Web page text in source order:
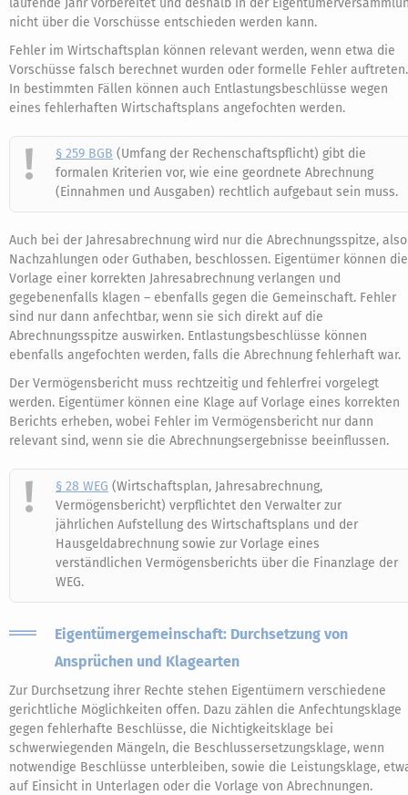
laufende Jahr vorbereitet und deshalb in der
nicht über die Vorschüsse entschieden werden kann.
Fehler im Wirtschaftsplan können relevant werden, wenn etwa die
Vorschüsse falsch berechnet wurden oder formelle Fehler auftreten.
In bestimmten Fällen können auch Entlastungsbeschlüsse wegen
eines fehlerhaften Wirtschaftsplans angefochten werden.
§ 259 BGB (Umfang der Rechenschaftspflicht) gibt die
formalen Kriterien vor, wie eine geordnete Abrechnung
(Einnahmen und Ausgaben) rechtlich aufgebaut sein muss.
Auch bei der Jahresabrechnung wird nur die Abrechnungsspitze, also
Nachzahlungen oder Guthaben, beschlossen. Eigentümer können die
Vorlage einer korrekten Jahresabrechnung verlangen und
gegebenenfalls klagen – ebenfalls gegen die Gemeinschaft. Fehler
sind nur dann anfechtbar, wenn sie sich direkt auf die
Abrechnungsspitze auswirken. Entlastungsbeschlüsse können
ebenfalls angefochten werden, falls die Abrechnung fehlerhaft war.
Der Vermögensbericht muss rechtzeitig und fehlerfrei vorgelegt
werden. Eigentümer können eine Klage auf Vorlage eines korrekten
Berichts erheben, wobei Fehler im Vermögensbericht nur dann
relevant sind, wenn sie die Abrechnungsergebnisse beeinflussen.
§ 28 WEG (Wirtschaftsplan, Jahresabrechnung,
Vermögensbericht) verpflichtet den Verwalter zur
jährlichen Aufstellung des Wirtschaftsplans und der
Hausgeldabrechnung sowie zur Vorlage eines
verständlichen Vermögensberichts über die Finanzlage der
WEG.
Eigentümergemeinschaft: Durchsetzung von
Ansprüchen und Klagearten
Zur Durchsetzung ihrer Rechte stehen Eigentümern verschiedene
gerichtliche Möglichkeiten offen. Dazu zählen die Anfechtungsklage
gegen fehlerhafte Beschlüsse, die Nichtigkeitsklage bei
schwerwiegenden Mängeln, die Beschlussersetzungsklage, wenn
notwendige Beschlüsse unterbleiben, sowie die Leistungsklage,
auf Einsicht in Unterlagen oder die Vorlage von Abrechnungen.